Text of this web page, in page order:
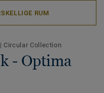
RUM
| Circular Collection
- Optima